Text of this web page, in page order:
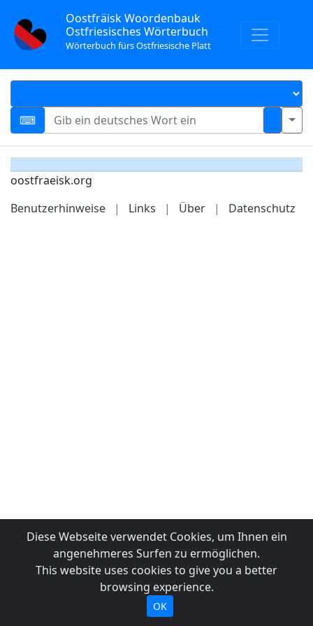
Oostfräisk Woordenbauk
Ostfriesisches Wörterbuch
Wörterbuch fürs Ostfriesische Platt
oostfraeisk.org
Benutzerhinweise
| Links | Über | Datenschutz
Diese Webseite verwendet Cookies, um Ihnen ein
angenehmeres Surfen zu ermöglichen.
This website uses cookies to give you a better
browsing experience.
OK